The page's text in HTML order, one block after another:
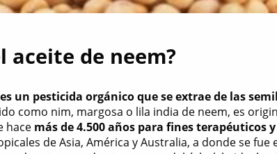
aceite de neem?
es un pesticida orgánico que se extrae de las
como nim, margosa o lila india de neem, es
hace más de 4.500 años para fines terapéuticos
de Asia, América y Australia, a donde se